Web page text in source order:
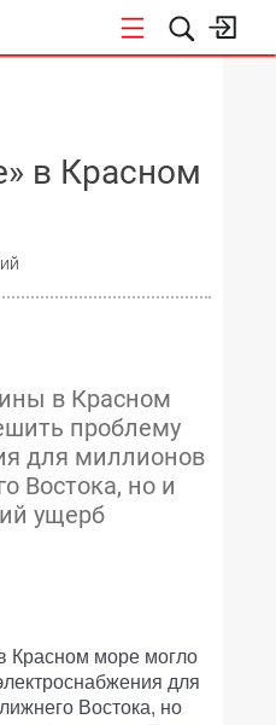
в Красном
в Красном
проблему
для миллионов
Востока, но и
ущерб
Красном море могло
для
Востока, но